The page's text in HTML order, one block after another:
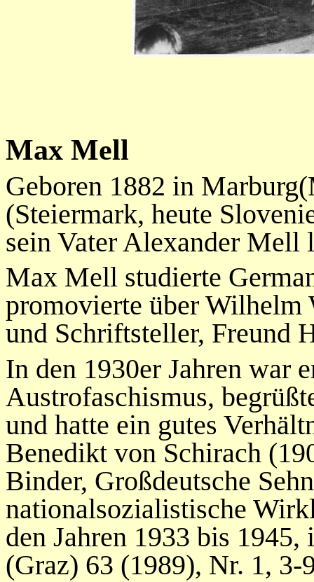
Max Mell
Geboren 1882 in
(Steiermark, heute
sein Vater Alexander Mell
Max Mell studierte
promovierte über
und Schriftsteller, Freund
In den 1930er Jahren war
Austrofaschismus,
und hatte ein gutes
Benedikt von Schirach
Binder, Großdeutsche
nationalsozialistische
den Jahren 1933 bis
(Graz) 63 (1989), Nr. 1, 3-